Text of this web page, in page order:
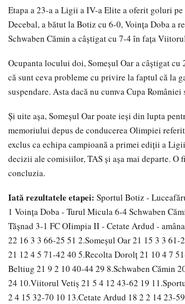
Etapa a 23-a a Ligii a IV-a Elite a oferit goluri
Decebal, a bătut la Botiz cu 6-0, Voinţa Doba a
Schwaben Cămin a câştigat cu 7-4 în faţa
Ocupanta locului doi, Someşul Oar a câştigat
că sunt ceva probleme cu privire la faptul că la
suspendare. Asta dacă nu cumva Cupa
Şi uite aşa, Someşul Oar poate ieşi din lupta
memoriului depus de conducerea Olimpiei
exclus ca echipa campioană a primei ediţii a
decizii ale comisiilor, TAS şi aşa mai departe. O
concluzia.
Iată rezultatele etapei: Sportul Botiz -
1 Voinţa Doba - Turul Micula 6-4 Schwaben
Tăşnad 3-1 FC OIimpia II - Cetate Ardud -
22 16 3 3 66-25 51 2.Someşul Oar 21 15 3 3
21 12 4 5 71-42 40 5.Recolta Dorolţ 21 10 4 7
Beltiug 21 9 2 10 40-44 29 8.Schwaben Cămin
24 10.Viitorul Vetiş 21 5 4 12 43-62 19
2 4 15 32-70 10 13.Cetate Ardud 18 2 2 14 23-